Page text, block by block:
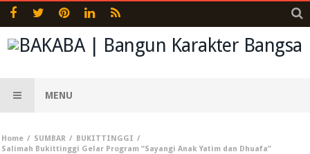
MENU
Home SUMBAR
BUKITTINGGI
Salimah Bukittinggi Gelar Program “Sayangi Anak Yatim dan Dhuafa”